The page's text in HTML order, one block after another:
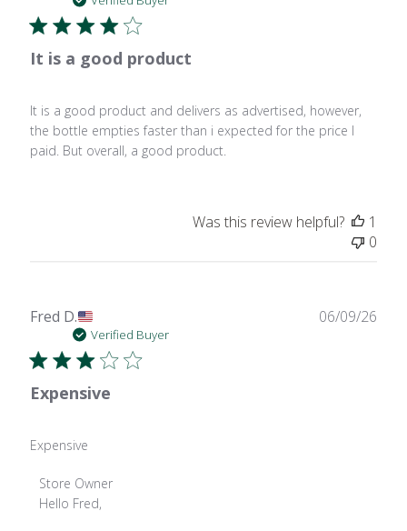
It is a good product
It is a good product and delivers as advertised, however,
the bottle empties faster than i expected for the price I
paid. But overall, a good product.
Was this review helpful?
1
0
Fred D.
Verified Buyer
Expensive
Expensive
Comments
by
Store Owner
Hello Fred,
06/09/26